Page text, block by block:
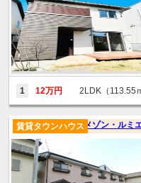
1 12万円 2LDK（113.55
メゾン・ルミ
賃貸タウンハウス